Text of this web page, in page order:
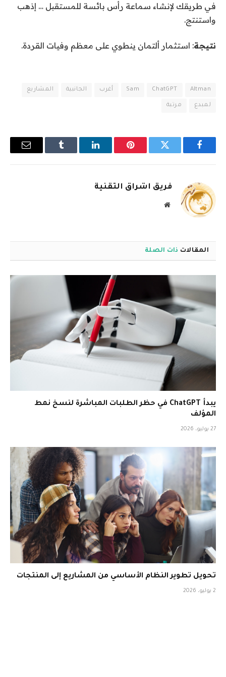
في طريقك لإنشاء سماعة رأس بائسة للمستقبل … إذهب
واستنتج.
نتيجة: استثمار ألتمان ينطوي على معظم وفيات القردة.
Altman
ChatGPT
Sam أغرب الجانبية المشاريع
لمبدع مرتبة
فيسبوك تويتر بينتيريستلينكدإن Tumblr
البريد
فريق اشراق التقنية
موقع
المقالات ذات الصلة
يبدأ ChatGPT في حظر الطلبات المباشرة لنسخ نمط
المؤلف
27 يوليو، 2026
تحويل تطوير النظام الأساسي من المشاريع إلى المنتجات
2 يوليو، 2026